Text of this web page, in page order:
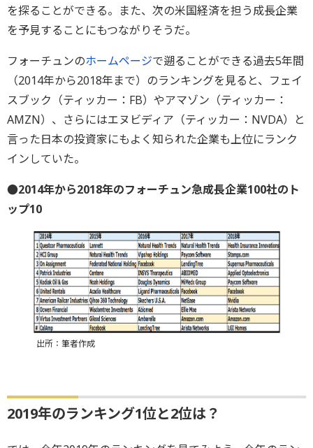
を探ることができる。また、次の米国経済を担う成長企業
を予見することにもつながりそうだ。
フォーチュンのホームページで遡ることができる過去5年間
（2014年から2018年まで）のランキングを見ると、フェイ
スブック（ティッカー：FB）やアマゾン（ティッカー：
AMZN）、さらにはエヌビディア（ティッカー：NVDA）と
言った日本の投資家にもよく知られた企業も上位にランク
インしていた。
●2014年から2018年のフォーチュン急成長企業100社のト
ップ10
出所：筆者作成
2019年のランキング1位と2位は？